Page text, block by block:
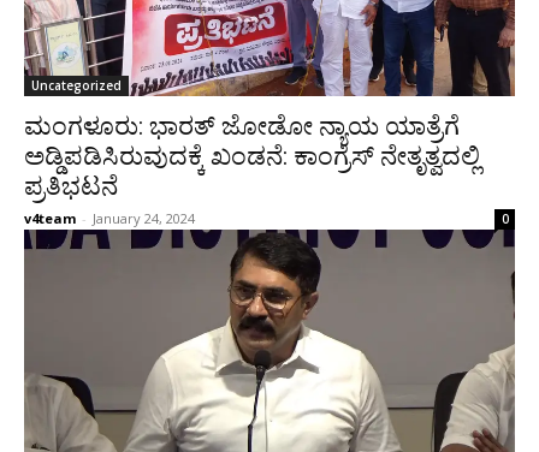
Uncategorized
ಮಂಗಳೂರು: ಭಾರತ್ ಜೋಡೋ ನ್ಯಾಯ ಯಾತ್ರೆಗೆ
ಅಡ್ಡಿಪಡಿಸಿರುವುದಕ್ಕೆ ಖಂಡನೆ: ಕಾಂಗ್ರೆಸ್ ನೇತೃತ್ವದಲ್ಲಿ
ಪ್ರತಿಭಟನೆ
v4team - January 24, 2024 0